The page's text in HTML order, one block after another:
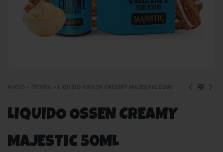
LIQUIDO OSSEN CREAMY MAJESTIC 50ML
LIQUIDO OSSEN CREAMY
MAJESTIC 50ML